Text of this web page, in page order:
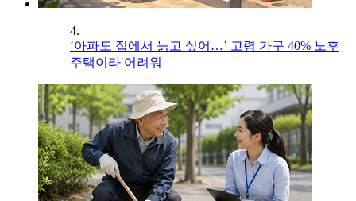
4.
‘아파도 집에서 늙고 싶어…’ 고령 가구 40% 노후
주택이라 어려워